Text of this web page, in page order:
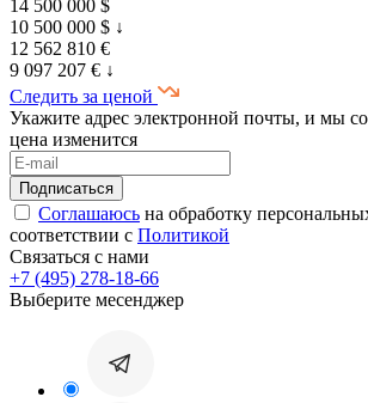
14 500 000 $
10 500 000 $ ↓
12 562 810 €
9 097 207 € ↓
Следить за ценой
Укажите адрес электронной почты, и мы
цена изменится
Соглашаюсь на обработку
соответствии с Политикой
Связаться с нами
+7 (495) 278-18-66
Выберите месенджер